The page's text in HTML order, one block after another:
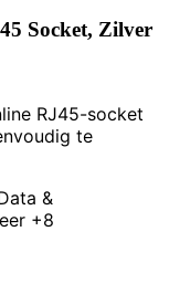
Socket, Zilver
RJ45-socket
te
&
+8